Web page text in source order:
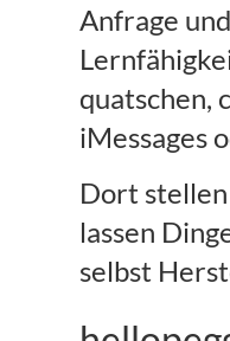
Anfrage
quatschen,
iMessages
Dort
lassen
selbst